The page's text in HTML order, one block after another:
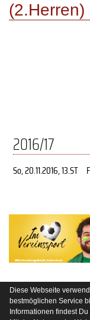
(2.Herren)
2016/17
So, 20.11.2016, 13.ST
Diese Webseite
bestmöglichen Service
Informationen findest Du